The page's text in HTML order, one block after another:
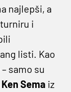
najlepši, a
i
listi. Kao
samo su
Ken Sema iz